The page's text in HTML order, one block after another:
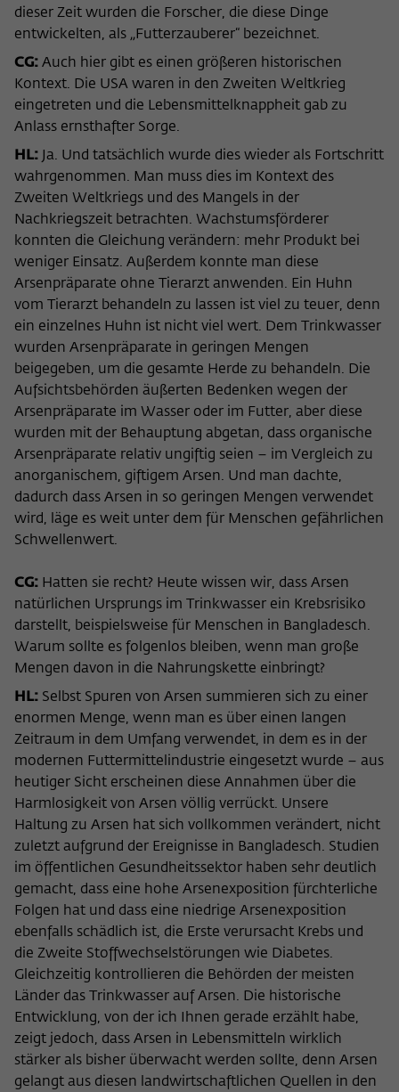
dieser Zeit wurden die Forscher, die diese Dinge
entwickelten, als „Futterzauberer“ bezeichnet.
CG: Auch hier gibt es einen größeren historischen
Kontext. Die USA waren in den Zweiten Weltkrieg
eingetreten und die Lebensmittelknappheit gab zu
Anlass ernsthafter Sorge.
HL: Ja. Und tatsächlich wurde dies wieder als Fortschritt
wahrgenommen. Man muss dies im Kontext des
Zweiten Weltkriegs und des Mangels in der
Nachkriegszeit betrachten. Wachstumsförderer
konnten die Gleichung verändern: mehr Produkt bei
weniger Einsatz. Außerdem konnte man diese
Arsenpräparate ohne Tierarzt anwenden. Ein Huhn
vom Tierarzt behandeln zu lassen ist viel zu teuer, denn
ein einzelnes Huhn ist nicht viel wert. Dem Trinkwasser
wurden Arsenpräparate in geringen Mengen
beigegeben, um die gesamte Herde zu behandeln. Die
Aufsichtsbehörden äußerten Bedenken wegen der
Arsenpräparate im Wasser oder im Futter, aber diese
wurden mit der Behauptung abgetan, dass organische
Arsenpräparate relativ ungiftig seien – im Vergleich zu
anorganischem, giftigem Arsen. Und man dachte,
dadurch dass Arsen in so geringen Mengen verwendet
wird, läge es weit unter dem für Menschen gefährlichen
Schwellenwert.
CG: Hatten sie recht? Heute wissen wir, dass Arsen
natürlichen Ursprungs im Trinkwasser ein Krebsrisiko
darstellt, beispielsweise für Menschen in Bangladesch.
Warum sollte es folgenlos bleiben, wenn man große
Mengen davon in die Nahrungskette einbringt?
HL: Selbst Spuren von Arsen summieren sich zu einer
enormen Menge, wenn man es über einen langen
Zeitraum in dem Umfang verwendet, in dem es in der
modernen Futtermittelindustrie eingesetzt wurde – aus
heutiger Sicht erscheinen diese Annahmen über die
Harmlosigkeit von Arsen völlig verrückt. Unsere
Haltung zu Arsen hat sich vollkommen verändert, nicht
zuletzt aufgrund der Ereignisse in Bangladesch. Studien
im öffentlichen Gesundheitssektor haben sehr deutlich
gemacht, dass eine hohe Arsenexposition fürchterliche
Folgen hat und dass eine niedrige Arsenexposition
ebenfalls schädlich ist, die Erste verursacht Krebs und
die Zweite Stoffwechselstörungen wie Diabetes.
Gleichzeitig kontrollieren die Behörden der meisten
Länder das Trinkwasser auf Arsen. Die historische
Entwicklung, von der ich Ihnen gerade erzählt habe,
zeigt jedoch, dass Arsen in Lebensmitteln wirklich
stärker als bisher überwacht werden sollte, denn Arsen
gelangt aus diesen landwirtschaftlichen Quellen in den